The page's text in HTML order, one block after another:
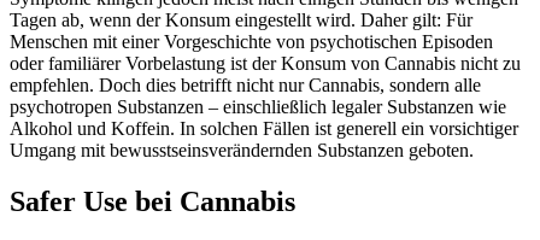
Tagen ab, wenn der Konsum eingestellt wird. Daher gilt: Für
Menschen mit einer Vorgeschichte von psychotischen Episoden
oder familiärer Vorbelastung ist der Konsum von Cannabis nicht zu
empfehlen. Doch dies betrifft nicht nur Cannabis, sondern alle
psychotropen Substanzen – einschließlich legaler Substanzen wie
Alkohol und Koffein. In solchen Fällen ist generell ein vorsichtiger
Umgang mit bewusstseinsverändernden Substanzen geboten.
Safer Use bei Cannabis